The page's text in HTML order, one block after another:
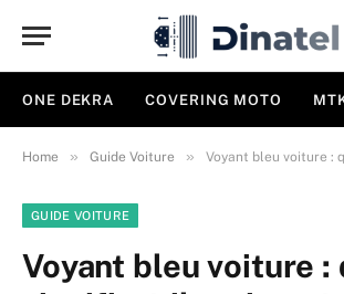
ONE DEKRA COVERING MOTO
Home » Guide Voiture » Voyant bleu voiture : que signifie-t-il
GUIDE VOITURE
Voyant bleu voiture :